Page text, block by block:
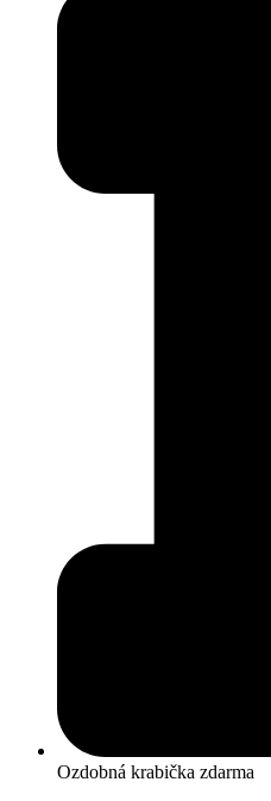
Ozdobná krabička zdarma